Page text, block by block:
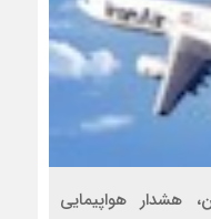
امروز ۲۹ فروردین، هشدار هواپیمایی